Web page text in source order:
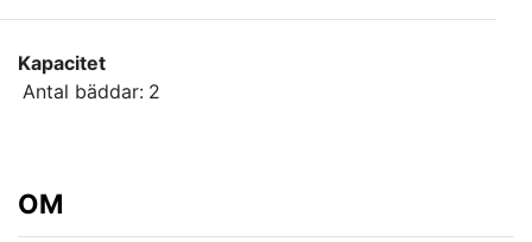
Kapacitet
Antal bäddar: 2
OM